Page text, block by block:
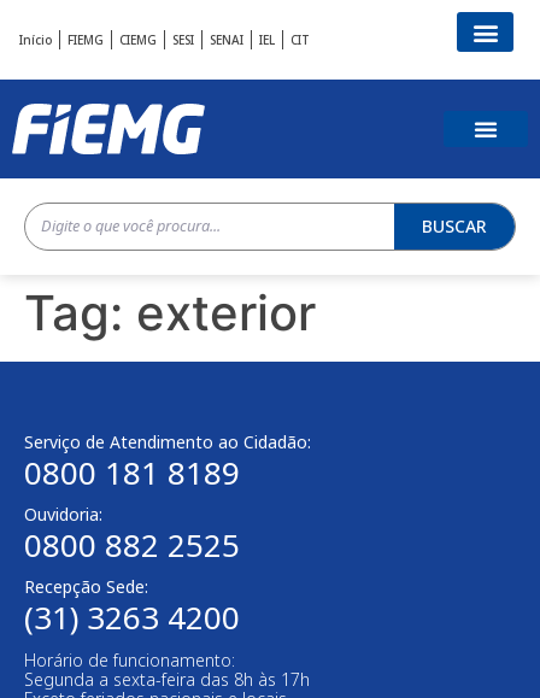
Início FIEMG CIEMG SESI SENAI IEL CIT
BUSCAR
Tag: exterior
Serviço de Atendimento ao Cidadão:
0800 181 8189
Ouvidoria:
0800 882 2525
Recepção Sede:
(31) 3263 4200
Horário de funcionamento:
Segunda a sexta-feira das 8h às 17h